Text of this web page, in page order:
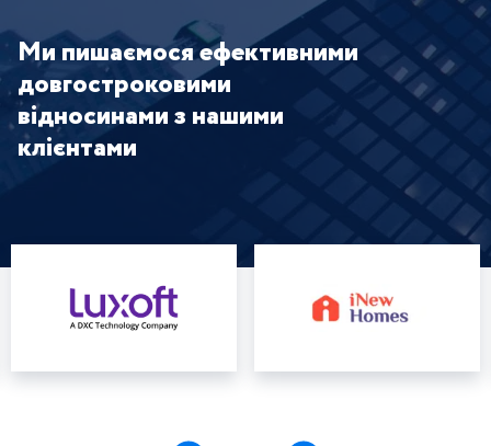
Ми пишаємося ефективними
довгостроковими
відносинами з нашими
клієнтами